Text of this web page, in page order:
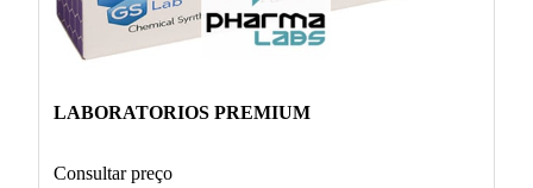
LABORATORIOS PREMIUM
Consultar preço